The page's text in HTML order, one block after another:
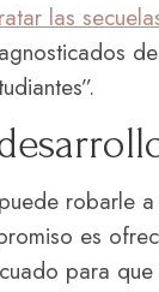
las
puede robarle
es
para que